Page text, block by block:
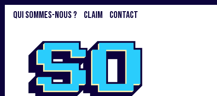
QUI SOMMES-NOUS ? CLAIM CONTACT